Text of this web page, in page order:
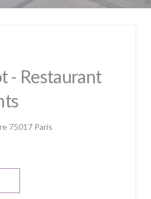
- Restaurant
75017 Paris